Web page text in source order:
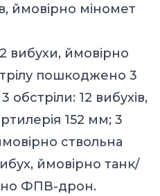
ймовірно міномет
2 вибухи, ймовірно
пошкоджено 3
12 вибухів,
152 мм; 3
ствольна
ймовірно танк/
ФПВ-дрон.